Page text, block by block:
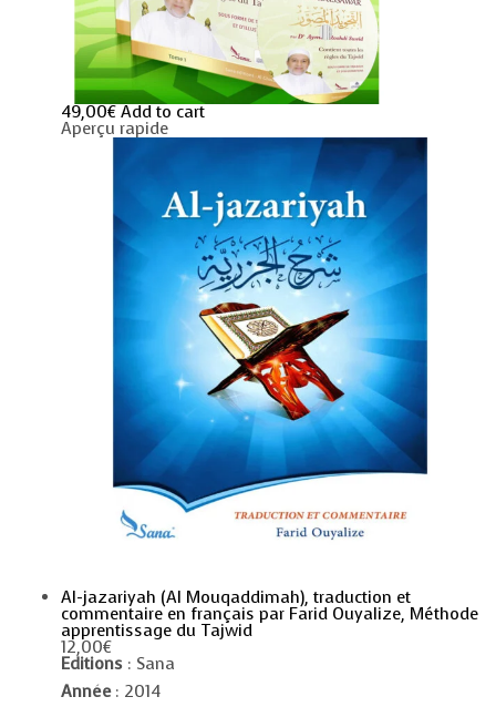
49,00€ Add to cart
Aperçu rapide
Al-jazariyah (Al Mouqaddimah), traduction et
commentaire en français par Farid Ouyalize, Méthode
apprentissage du Tajwid
12,00€
Editions : Sana
Année : 2014